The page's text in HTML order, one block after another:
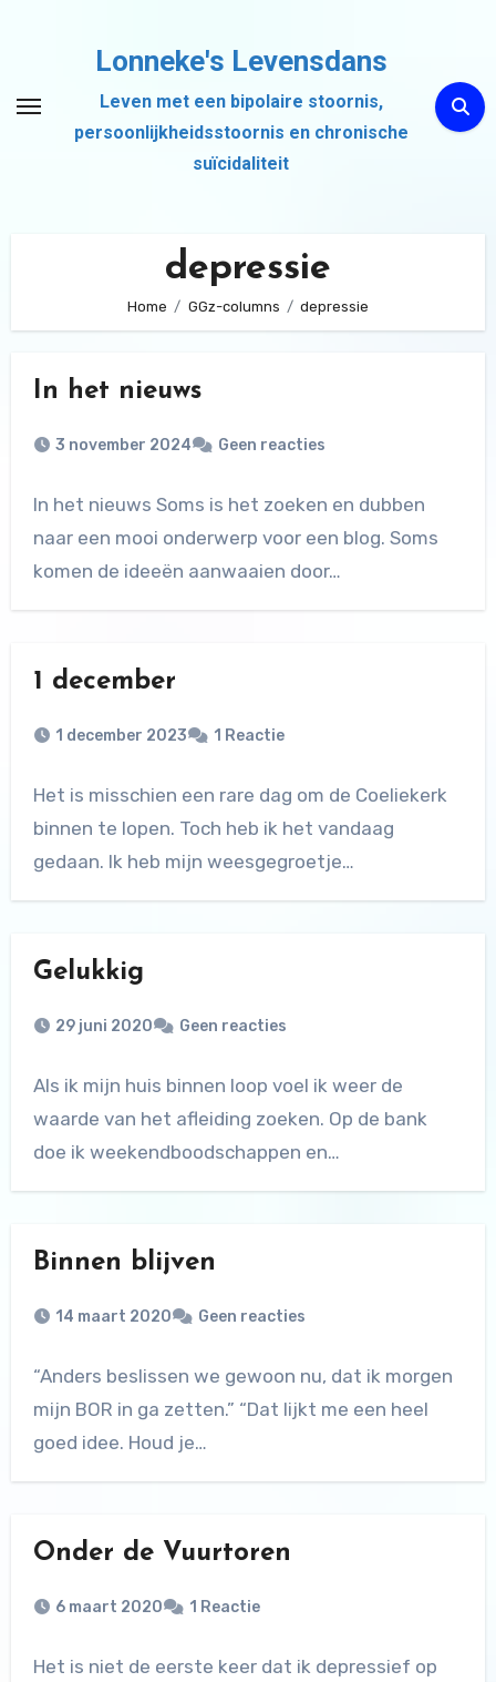
inhoud
Lonneke's Levensdans
Leven met een bipolaire stoornis,
persoonlijkheidsstoornis en chronische
suïcidaliteit
depressie
Home GGz-columns depressie
In het nieuws
3 november 2024 Geen reacties
In het nieuws Soms is het zoeken en dubben
naar een mooi onderwerp voor een blog. Soms
komen de ideeën aanwaaien door…
1 december
1 december 2023 1 Reactie
Het is misschien een rare dag om de Coeliekerk
binnen te lopen. Toch heb ik het vandaag
gedaan. Ik heb mijn weesgegroetje…
Gelukkig
29 juni 2020 Geen reacties
Als ik mijn huis binnen loop voel ik weer de
waarde van het afleiding zoeken. Op de bank
doe ik weekendboodschappen en…
Binnen blijven
14 maart 2020 Geen reacties
“Anders beslissen we gewoon nu, dat ik morgen
mijn BOR in ga zetten.” “Dat lijkt me een heel
goed idee. Houd je…
Onder de Vuurtoren
6 maart 2020 1 Reactie
Het is niet de eerste keer dat ik depressief op